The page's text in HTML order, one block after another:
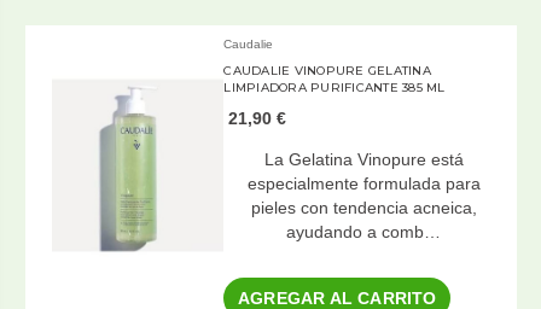
Caudalie
CAUDALIE VINOPURE GELATINA
LIMPIADORA PURIFICANTE 385 ML
21,90 €
La Gelatina Vinopure está
especialmente formulada para
pieles con tendencia acneica,
ayudando a comb…
AGREGAR AL CARRITO